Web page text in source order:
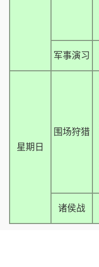
军事演习
星期日
围场狩猎
诸侯战